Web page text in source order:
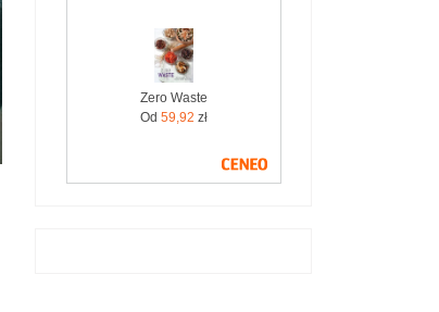
Zero Waste
Od 59,92 zł